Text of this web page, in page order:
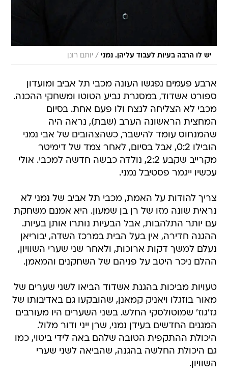
יש לו הרבה בעיות לעבוד עליהן. נמני / יותם רונן
ארבע פעמים נפגשו העונה מכבי תל אביב ומועדון
ספורט אשדוד, במסגרת גביע הטוטו ומשחקי ההכנה.
מכבי לא הצליחה לנצח ולו פעם אחת. בסיום
המחצית הראשונה הערב (שבת), נראה היה
שהמנחוס עומד להישבר, כשהצהובים של אבי נמני
הובילו 0:2, אבל בסיום, לאחר צמד של דימיטר
מקרייב שקבע 2:2, נולדה כבשה חדשה למכבי. אולי
עכשיו ייגמר פסטיבל נמני.
צריך להודות על האמת, מכבי תל אביב של נמני לא
נראית שונה מזו של רן בן שמעון. היא אמנם משחקת
עם יותר התלהבות, אבל הבעיות נותרו אותן בעיות.
ההגנה חדירה, אין בעל הבית במרכז השדה, יבוריאן
נעלם למשך דקות ארוכות, ולאחר שני שערי השוויון,
ההלם ניכר היטב על פניהם של השחקנים והמאמן.
טעויות מביכות בהגנת אשדוד הביאו לשני שערים של
מאור בוזגלו ויאניק קמאנן, שהובקעו גם באדיבותו של
גז'גוז' שמוטולסקי החלש. בשני השערים היו מעורבים
המגנים החדשים בעידן נמני, שרן ייני ודור מלול.
היכולת ההתקפית הטובה שלהם באה לידי ביטוי, כמו
גם היכולת החלשה בהגנה, שהביאה לשני שערי
השוויון.